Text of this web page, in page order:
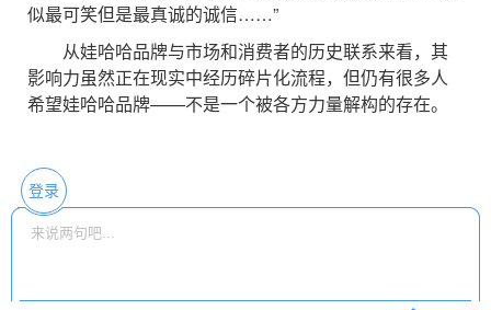
似最可笑但是最真诚的诚信……”
从娃哈哈品牌与市场和消费者的历史联系来看，其
影响力虽然正在现实中经历碎片化流程，但仍有很多人
希望娃哈哈品牌——不是一个被各方力量解构的存在。
登录